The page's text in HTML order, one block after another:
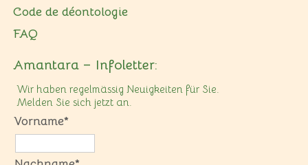
Code de déontologie
FAQ
Amantara – Infoletter:
Wir haben regelmässig Neuigkeiten für Sie.
Melden Sie sich jetzt an.
Vorname*